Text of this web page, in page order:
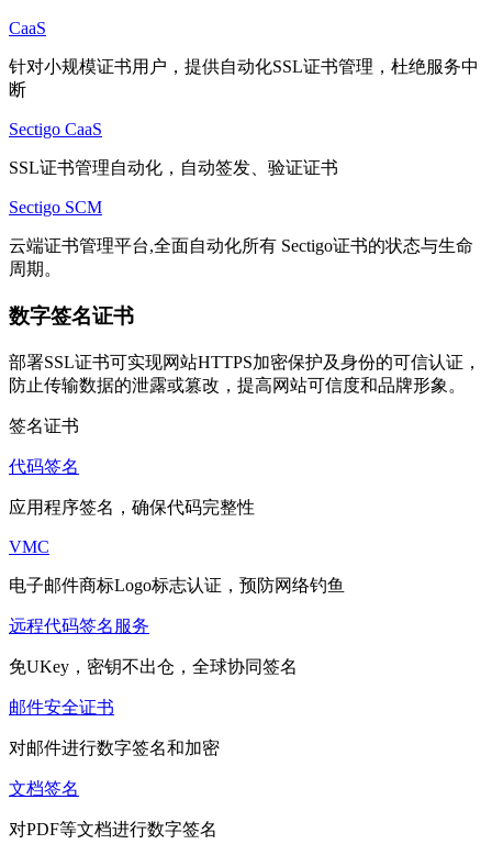
CaaS
针对小规模证书用户，提供自动化SSL证书管理，杜绝服务中
断
Sectigo CaaS
SSL证书管理自动化，自动签发、验证证书
Sectigo SCM
云端证书管理平台,全面自动化所有 Sectigo证书的状态与生命
周期。
数字签名证书
部署SSL证书可实现网站HTTPS加密保护及身份的可信认证，
防止传输数据的泄露或篡改，提高网站可信度和品牌形象。
签名证书
代码签名
应用程序签名，确保代码完整性
VMC
电子邮件商标Logo标志认证，预防网络钓鱼
远程代码签名服务
免UKey，密钥不出仓，全球协同签名
邮件安全证书
对邮件进行数字签名和加密
文档签名
对PDF等文档进行数字签名